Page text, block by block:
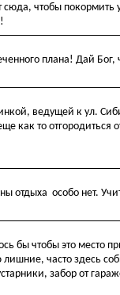
чтобы покормить
плана! Дай
ведущей к ул.
как то
отдыха особо нет.
бы чтобы это место
часто здесь
забор от